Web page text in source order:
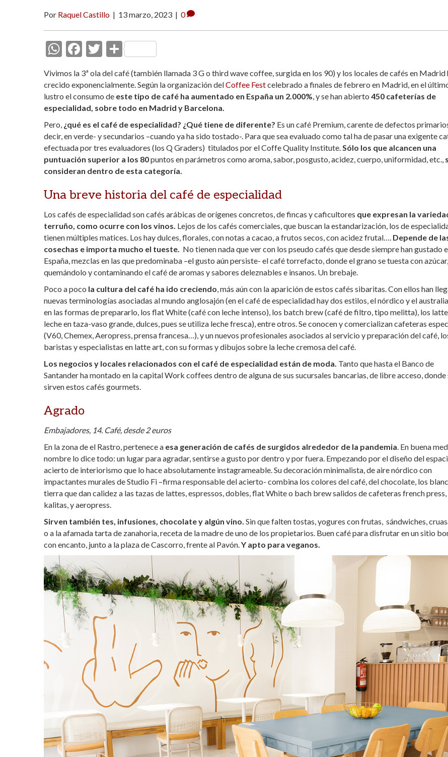
Por Raquel Castillo | 13 marzo, 2023 | 0
W
at
s
A
p
p
F
ac
e
b
o
o
k
T
itt
er
C
m
p
ar
ti
r
Vivimos la 3ª ola del café (también llamada 3 G o third wave coffee, surgida en los 90) y los locales de cafés en Madrid
crecido exponencialmente.Según la organización delCoffee Festcelebrado a finales de febrero en Madrid, en el
lustro el consumo de este tipo de café ha aumentado en España un 2.000%, y se han abierto 450 cafeterías de
especialidad, sobre todo en Madrid y Barcelona.
Pero, ¿qué es el café de especialidad? ¿Qué tiene de diferente? Es un café Premium, carente de defectos
decir, en verde- y secundarios –cuando ya ha sido tostado-. Para que sea evaluado como tal ha de pasar una exigente
efectuada por tres evaluadores (los Q Graders) titulados por el Coffe Quality Institute.Sólo los que alcancen una
puntuación superior a los 80puntos en parámetros como aroma, sabor, posgusto, acidez, cuerpo, uniformidad, etc.,
consideran dentro de esta categoría.
Una breve historia del café de especialidad
Los cafés de especialidad son cafés arábicas de orígenes concretos, de fincas y caficultores que expresan la
terruño, como ocurre con los vinos. Lejos de los cafés comerciales, que buscan la estandarización, los de
tienen múltiples matices. Los hay dulces, florales, con notas a cacao, a frutos secos, con acidez frutal…. Depende de
cosechas e importa mucho el tueste. No tienen nada que ver con los pseudo cafés que desde siempre han gustado
España, mezclas en las que predominaba –el gusto aún persiste- el café torrefacto, donde el grano se tuesta con azúcar,
quemándolo y contaminando el café de aromas y sabores deleznables e insanos. Un brebaje.
Poco a poco la cultura del café ha ido creciendo, más aún con la aparición de estos cafés sibaritas. Con ellos han
nuevas terminologías asociadas al mundo anglosajón (en el café de especialidad hay dos estilos, el nórdico y el
en las formas de prepararlo, los flat White (café con leche intenso), los batch brew (café de filtro, tipo melitta), los
leche en taza-vaso grande, dulces, pues se utiliza leche fresca), entre otros. Se conocen y comercializan cafeteras
(V60, Chemex, Aeropress, prensa francesa…), y un nuevos profesionales asociados al servicio y preparación del café,
baristas y especialistas en latte art, con su formas y dibujos sobre la leche cremosa del café.
Los negocios y locales relacionados con el café de especialidad están de moda. Tanto que hasta el Banco de
Santander ha montado en la capital Work coffees dentro de alguna de sus sucursales bancarias, de libre acceso, donde
sirven estos cafés gourmets.
Agrado
Embajadores, 14. Café, desde 2 euros
En la zona de el Rastro, pertenece a esa generación de cafés de surgidos alrededor de la pandemia. En buena
nombre lo dice todo: un lugar para agradar, sentirse a gusto por dentro y por fuera. Empezando por el diseño del
acierto de interiorismo que lo hace absolutamente instagrameable. Su decoración minimalista, de aire nórdico con
impactantes murales de Studio Fi –firma responsable del acierto- combina los colores del café, del chocolate, los
tierra que dan calidez a las tazas de lattes, espressos, dobles, flat White o bach brew salidos de cafeteras french press,
kalitas, y aeropress.
Sirven también tes, infusiones, chocolate y algún vino. Sin que falten tostas, yogures con frutas, sándwiches,
o a la afamada tarta de zanahoria, receta de la madre de uno de los propietarios. Buen café para disfrutar en un sitio
con encanto, junto a la plaza de Cascorro, frente al Pavón.Y apto para veganos.